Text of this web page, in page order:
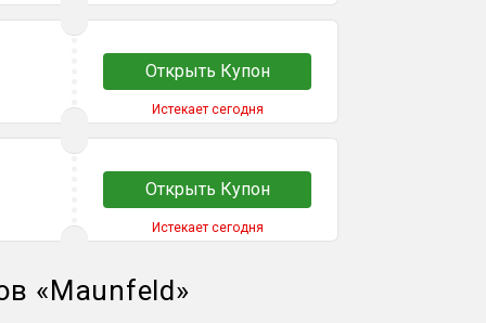
Открыть Купон
Истекает сегодня
Открыть Купон
Истекает сегодня
«Maunfeld»